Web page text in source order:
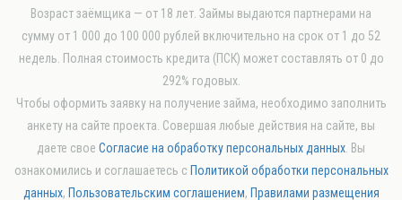
Возраст заёмщика — от 18 лет. Займы выдаются партнерами на
сумму от 1 000 до 100 000 рублей включительно на срок от 1 до 52
недель. Полная стоимость кредита (ПСК) может составлять от 0 до
292% годовых.
Чтобы оформить заявку на получение займа, необходимо заполнить
анкету на сайте проекта. Совершая любые действия на сайте, вы
даете свое Согласие на обработку персональных данных . Вы
ознакомились и соглашаетесь с Политикой обработки персональных
данных, Пользовательским соглашением, Правилами размещения